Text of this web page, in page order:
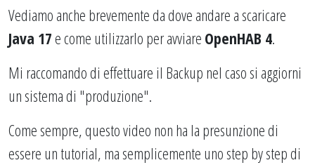
Vediamo anche brevemente da dove andare a scaricare
Java 17 e come utilizzarlo per avviare OpenHAB 4.
Mi raccomando di effettuare il Backup nel caso si aggiorni
un sistema di "produzione".
Come sempre, questo video non ha la presunzione di
essere un tutorial, ma semplicemente uno step by step di